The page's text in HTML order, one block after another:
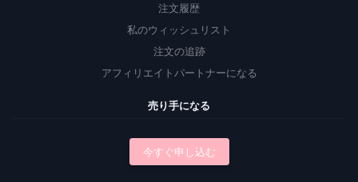
注文履歴
私のウィッシュリスト
注文の追跡
アフィリエイトパートナーになる
売り手になる
今すぐ申し込む